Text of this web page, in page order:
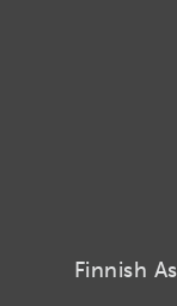
Finnish